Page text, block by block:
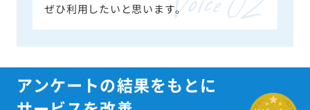
ぜひ利用したいと思います。
アンケートの結果をもとに